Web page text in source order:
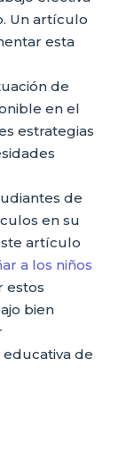
Un artículo
esta
de
en el
estrategias
de
en su
artículo
a los niños
estos
bien
de